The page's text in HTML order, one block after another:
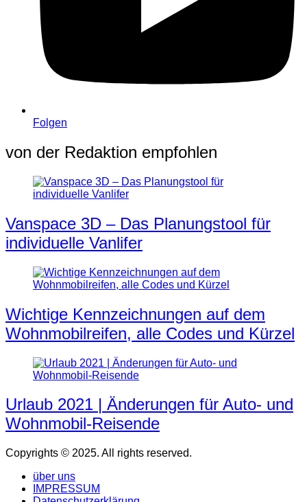
Folgen
von der Redaktion empfohlen
Vanspace 3D – Das Planungstool für
individuelle Vanlifer
Wichtige Kennzeichnungen auf dem
Wohnmobilreifen, alle Codes und Kürzel
Urlaub 2021 | Änderungen für Auto- und
Wohnmobil-Reisende
Copyrights © 2025. All rights reserved.
über uns
IMPRESSUM